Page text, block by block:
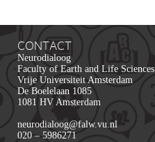
CONTACT
Neurodialoog
Faculty of Earth and Life Sciences
Vrije Universiteit Amsterdam
De Boelelaan 1085
1081 HV Amsterdam
neurodialoog@falw.vu.nl
020 – 5986271